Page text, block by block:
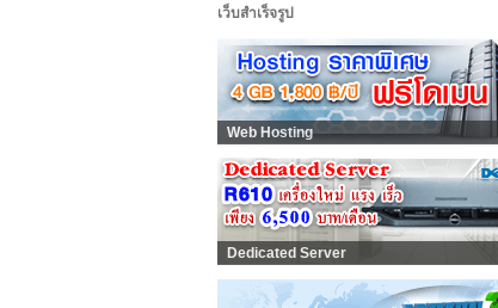
เว็บสำเร็จรูป
Web Hosting
Dedicated Server